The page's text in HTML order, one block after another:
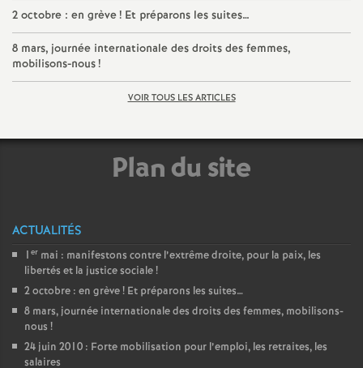
c
o
e
r
2 octobre : en grève! Et préparons les suites…
8 mars, journée internationale des droits des femmes,
mobilisons-nous!
VOIR TOUS LES ARTICLES
Plan du site
ACTUALITÉS
1 er mai : manifestons contre l’extrême droite, pour la paix, les
libertés et la justice sociale!
2 octobre : en grève! Et préparons les suites…
8 mars, journée internationale des droits des femmes, mobilisons-
nous !
24 juin 2010 : Forte mobilisation pour l’emploi, les retraites, les
salaires